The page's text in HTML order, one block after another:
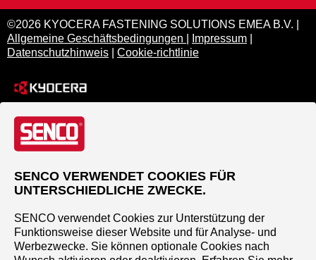
©2026 KYOCERA FASTENING SOLUTIONS EMEA B.V. |
Allgemeine Geschäftsbedingungen
Impressum
Datenschutzhinweis
Cookie-richtlinie
SENCO VERWENDET COOKIES FÜR
UNTERSCHIEDLICHE ZWECKE.
SENCO verwendet Cookies zur Unterstützung der
Funktionsweise dieser Website und für Analyse- und
Werbezwecke. Sie können optionale Cookies nach